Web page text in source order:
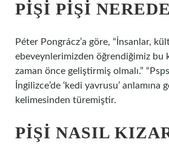
PIŞI PIŞI
Péter Pongrácz’a göre, “İnsanlar,
ebeveynlerimizden öğrendiğimiz bu
zaman önce geliştirmiş olmalı.”
İngilizce’de ‘kedi yavrusu’ anlamına
kelimesinden türemiştir.
PIŞI NASIL